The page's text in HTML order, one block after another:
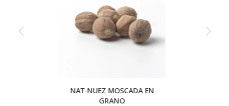
NAT-NUEZ MOSCADA EN
GRANO